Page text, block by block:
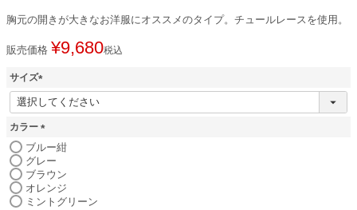
胸元の開きが大きなお洋服にオススメのタイプ。チュールレースを使用。
販売価格 ¥9,680税込
サイズ
(
必
須
カラー
(
必
須
)
ブルー紺
グレー
ブラウン
オレンジ
ミントグリーン